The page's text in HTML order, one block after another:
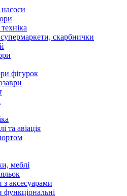
скарбнички
фігурок
та авіація
меблі
аксесуарами